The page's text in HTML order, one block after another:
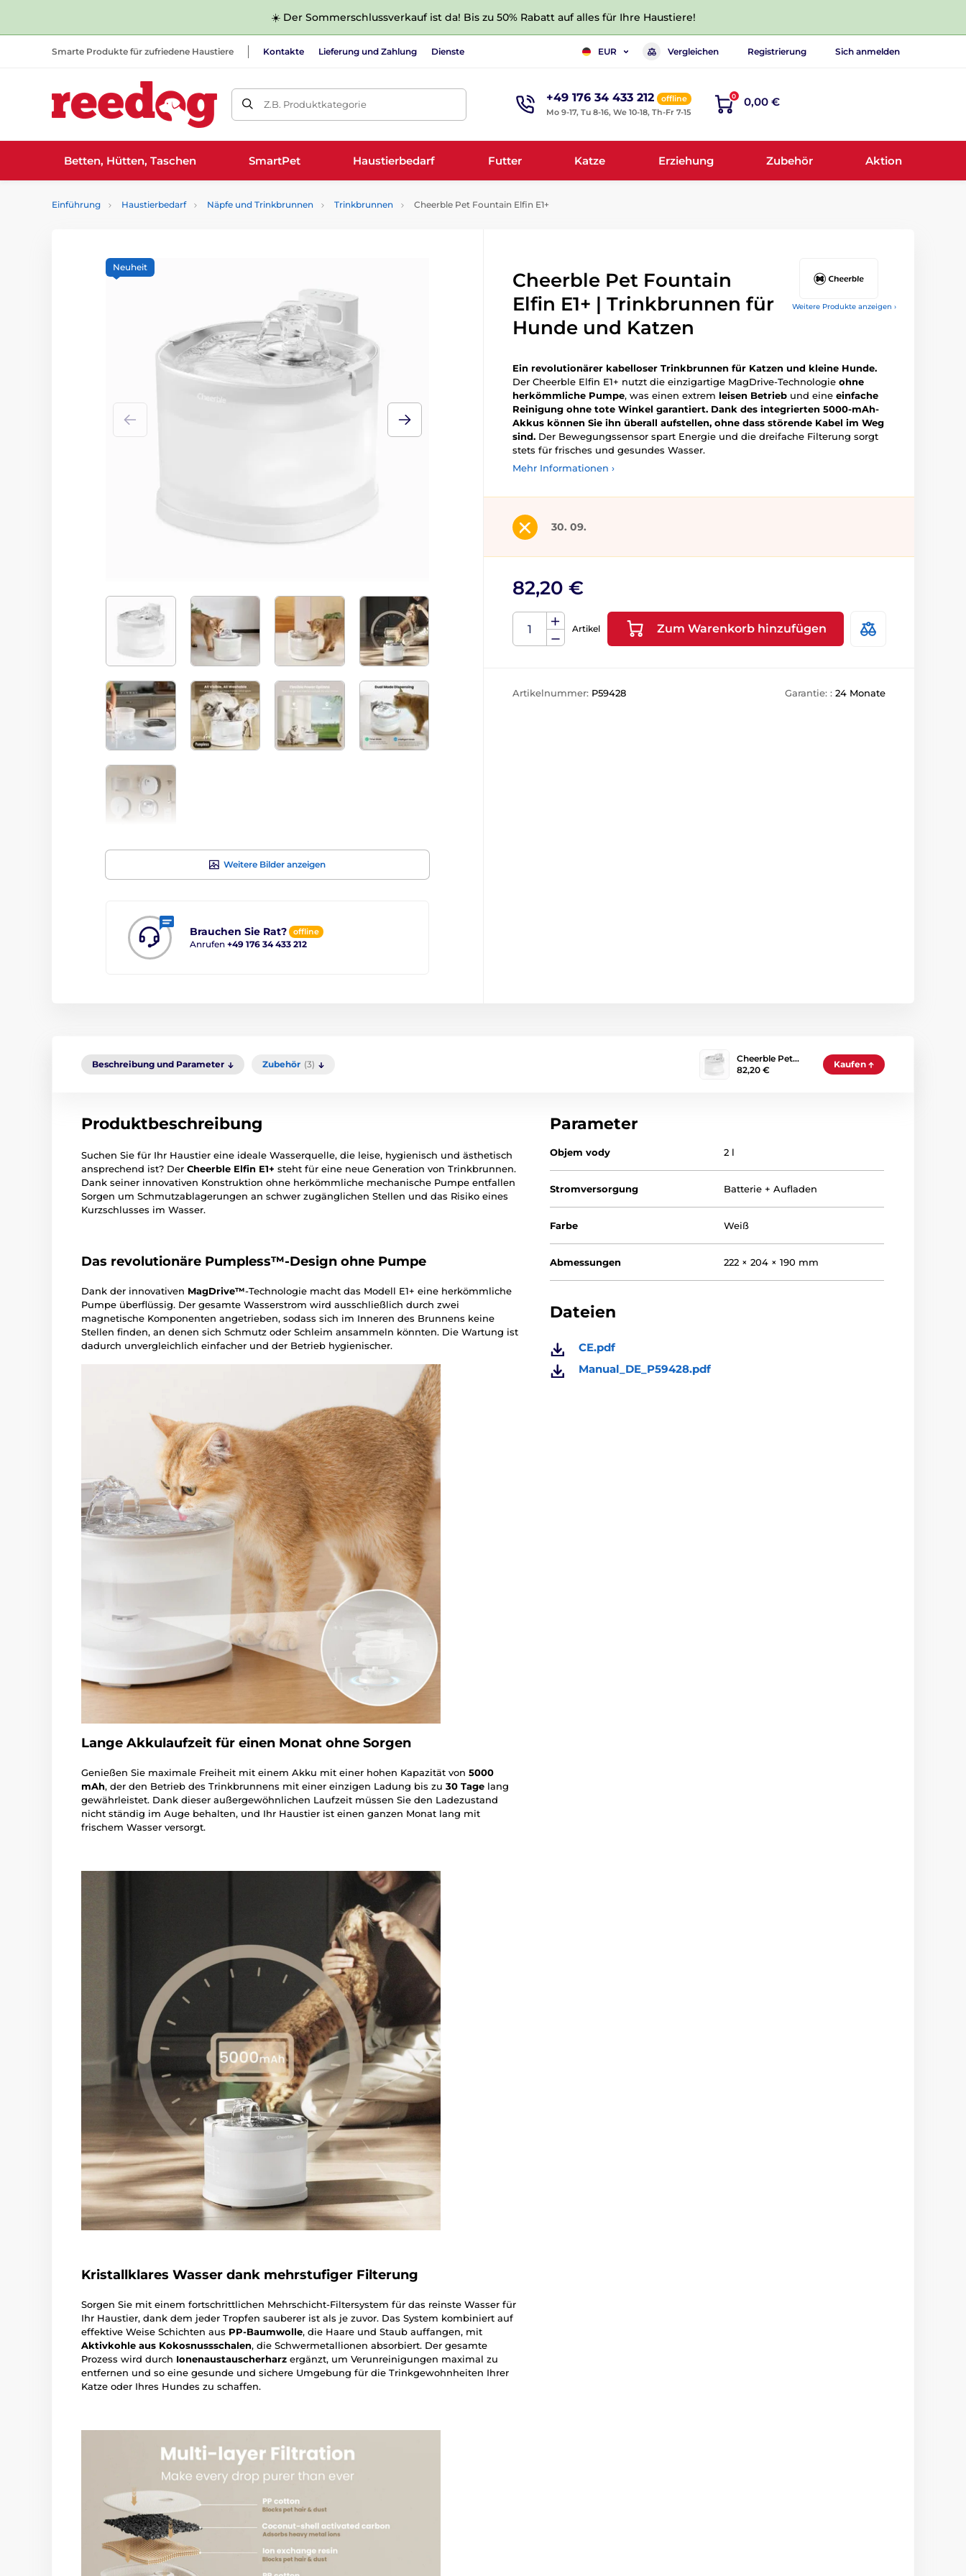
☀️ Der Sommerschlussverkauf ist da! Bis zu 50% Rabatt auf alles für Ihre Haustiere!
Smarte Produkte für zufriedene Haustiere Kontakte Lieferung und Zahlung Dienste EUR Vergleichen Registrierung Sich anmelden
Z.B. Produktkategorie +49 176 34 433 212
offline
Mo 9-17, Tu 8-16, We 10-18, Th-Fr 7-15
0 0,00 €
Betten, Hütten, Taschen SmartPet Haustierbedarf Futter Katze Erziehung Zubehör Aktion
Einführung Haustierbedarf Näpfe und Trinkbrunnen Trinkbrunnen Cheerble Pet Fountain Elfin E1+
Weitere Produkte anzeigen ›
Weitere Bilder anzeigen
Brauchen Sie Rat? offline
Anrufen +49 176 34 433 212
Neuheit
Cheerble Pet Fountain
Elfin E1+ | Trinkbrunnen für
Hunde und Katzen
Ein revolutionärer kabelloser Trinkbrunnen für Katzen und kleine Hunde.
Der Cheerble Elfin E1+ nutzt die einzigartige MagDrive-Technologie ohne
herkömmliche Pumpe, was einen extrem leisen Betrieb und eine einfache
Reinigung ohne tote Winkel garantiert. Dank des integrierten 5000-mAh-
Akkus können Sie ihn überall aufstellen, ohne dass störende Kabel im Weg
sind. Der Bewegungssensor spart Energie und die dreifache Filterung sorgt
stets für frisches und gesundes Wasser.
Mehr Informationen ›
30. 09.
82,20 €
Artikel Zum Warenkorb hinzufügen
Artikelnummer: P59428 Garantie: : 24 Monate
Beschreibung und Parameter Zubehör (3)
Cheerble Pet…
82,20 €
Kaufen
Produktbeschreibung
Suchen Sie für Ihr Haustier eine ideale Wasserquelle, die leise, hygienisch und ästhetisch
ansprechend ist? Der Cheerble Elfin E1+ steht für eine neue Generation von Trinkbrunnen.
Dank seiner innovativen Konstruktion ohne herkömmliche mechanische Pumpe entfallen
Sorgen um Schmutzablagerungen an schwer zugänglichen Stellen und das Risiko eines
Kurzschlusses im Wasser.
Das revolutionäre Pumpless™-Design ohne Pumpe
Dank der innovativen MagDrive™-Technologie macht das Modell E1+ eine herkömmliche
Pumpe überflüssig. Der gesamte Wasserstrom wird ausschließlich durch zwei
magnetische Komponenten angetrieben, sodass sich im Inneren des Brunnens keine
Stellen finden, an denen sich Schmutz oder Schleim ansammeln könnten. Die Wartung ist
dadurch unvergleichlich einfacher und der Betrieb hygienischer.
Lange Akkulaufzeit für einen Monat ohne Sorgen
Genießen Sie maximale Freiheit mit einem Akku mit einer hohen Kapazität von 5000
mAh, der den Betrieb des Trinkbrunnens mit einer einzigen Ladung bis zu 30 Tage lang
gewährleistet. Dank dieser außergewöhnlichen Laufzeit müssen Sie den Ladezustand
nicht ständig im Auge behalten, und Ihr Haustier ist einen ganzen Monat lang mit
frischem Wasser versorgt.
Kristallklares Wasser dank mehrstufiger Filterung
Sorgen Sie mit einem fortschrittlichen Mehrschicht-Filtersystem für das reinste Wasser für
Ihr Haustier, dank dem jeder Tropfen sauberer ist als je zuvor. Das System kombiniert auf
effektive Weise Schichten aus PP-Baumwolle, die Haare und Staub auffangen, mit
Aktivkohle aus Kokosnussschalen, die Schwermetallionen absorbiert. Der gesamte
Prozess wird durch Ionenaustauscherharz ergänzt, um Verunreinigungen maximal zu
entfernen und so eine gesunde und sichere Umgebung für die Trinkgewohnheiten Ihrer
Katze oder Ihres Hundes zu schaffen.
Parameter
Objem vody 2 l
Stromversorgung Batterie + Aufladen
Farbe Weiß
Abmessungen 222 × 204 × 190 mm
Dateien
CE.pdf
Manual_DE_P59428.pdf